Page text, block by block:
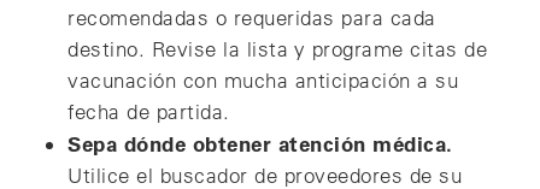
recomendadas o requeridas para cada
destino. Revise la lista y programe citas de
vacunación con mucha anticipación a su
fecha de partida.
Sepa dónde obtener atención médica.
Utilice el buscador de proveedores de su